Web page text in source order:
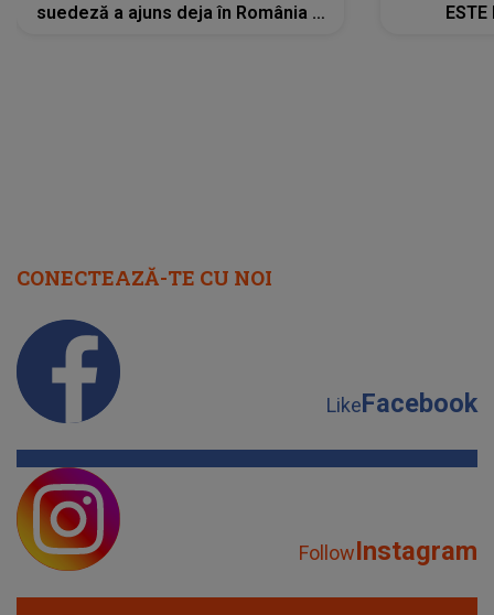
suedeză a ajuns deja în România și
CONECTEAZĂ-TE CU NOI
LikeFacebook
FollowInstagram